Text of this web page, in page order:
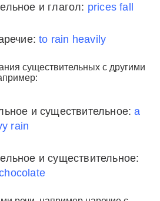
и глагол: prices fall
to rain heavily
существительных с другими
и существительное:a
rain
и существительное: